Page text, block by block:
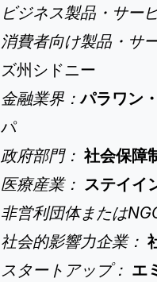
ビジネス製品・サー
消費者向け製品・サ
ズ州シドニー
金融業界：パラワン
パ
政府部門： 社会保障
医療産業： ステイイ
非営利団体または
社会的影響力企業：
スタートアップ： エ